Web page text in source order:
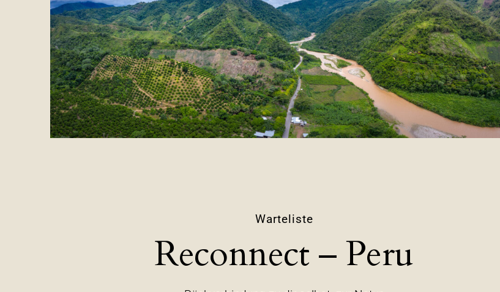
Warteliste
Reconnect – Peru